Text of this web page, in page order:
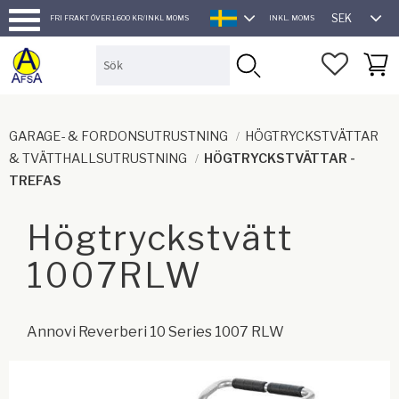
Meny
FRI FRAKT ÖVER 1.600 KR/INKL MOMS
SVENSKA
INKL. MOMS SEK
GARAGE- & FORDONSUTRUSTNING
HÖGTRYCKSTVÄTTAR
& TVÄTTHALLSUTRUSTNING
HÖGTRYCKSTVÄTTAR -
TREFAS
Högtryckstvätt
1007RLW
Annovi Reverberi 10 Series 1007 RLW